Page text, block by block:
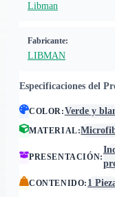
Libman
Fabricante:
LIBMAN
Especificaciones del
COLOR:Verde y
MATERIAL:
PRESENTACIÓN:
CONTENIDO: 1